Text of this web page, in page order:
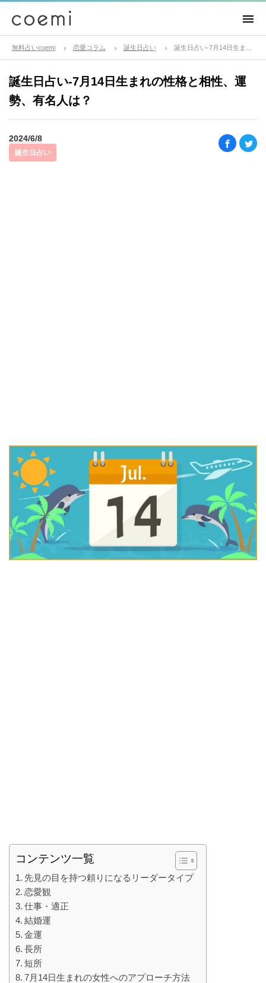
無料占いcoemi 恋愛コラム 誕生日占い
誕生日占い-7月14日生まれの性格と相性、運
勢、有名人は？
2024/6/8
誕生日占い
コンテンツ一覧
先見の目を持つ頼りになるリーダータイプ
恋愛観
仕事・適正
結婚運
金運
長所
短所
7月14日生まれの女性へのアプローチ方法